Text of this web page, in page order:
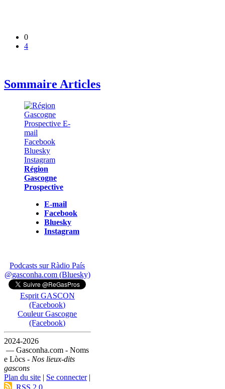
0
4
Sommaire Articles
Région
Gascogne
Prospective
E-mail
Facebook
Bluesky
Instagram
Podcasts sur Ràdio País
@gasconha.com (Bluesky)
Esprit GASCON
(Facebook)
Couleur Gascogne
(Facebook)
2024-2026
— Gasconha.com - Noms
e Lòcs - Nos lieux-dits
gascons
Plan du site | Se connecter|